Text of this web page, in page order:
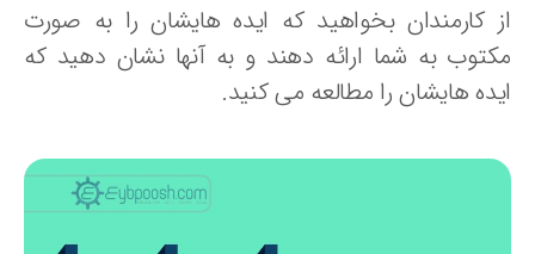
کارمندان بخواهید که ایده هایشان را به صورت
به شما ارائه دهند و به آنها نشان دهید که
هایشان را مطالعه می کنید.